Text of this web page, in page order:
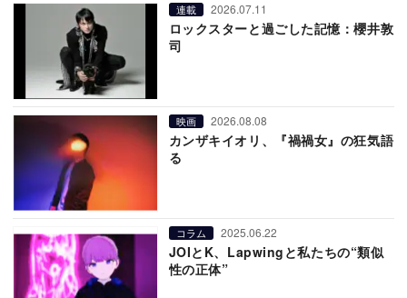
連載 2026.07.11
ロックスターと過ごした記憶：櫻井敦
司
映画 2026.08.08
カンザキイオリ、『禍禍女』の狂気語
る
コラム 2025.06.22
JOIとK、Lapwingと私たちの“類似
性の正体”